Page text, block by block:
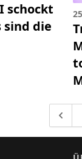
schockt
sind die
Gehe